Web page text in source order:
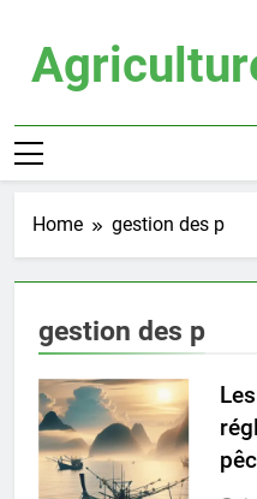
content
Home gestion des p
gestion des p